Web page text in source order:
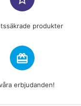
produkter
redeem
erbjudanden!